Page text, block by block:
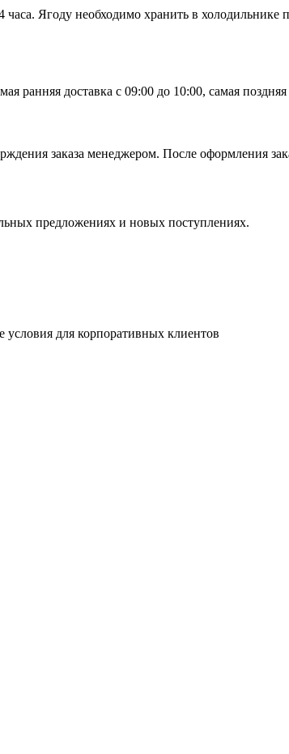
Ягоду необходимо хранить в
ранняя доставка с 09:00 до 10:00, самая
заказа менеджером. После оформления
предложениях и новых поступлениях.
для корпоративных клиентов